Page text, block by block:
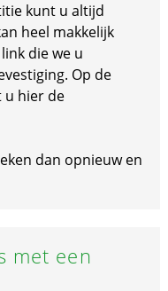
kunt u altijd
heel makkelijk
die we u
Op de
u hier de
dan opnieuw en
met een